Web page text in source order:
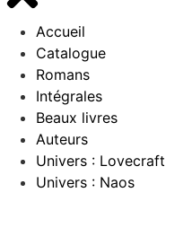
Accueil
Catalogue
Romans
Intégrales
Beaux livres
Auteurs
Univers : Lovecraft
Univers : Naos